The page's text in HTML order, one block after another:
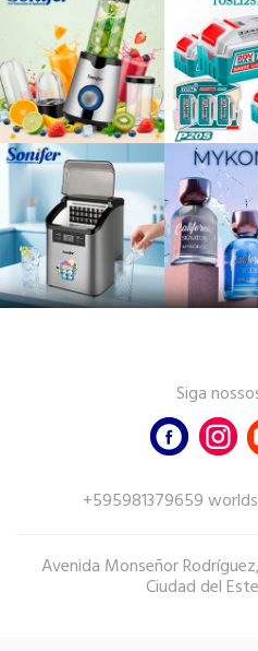
Siga
+595981379659
Avenida Monseñor
Ciudad del